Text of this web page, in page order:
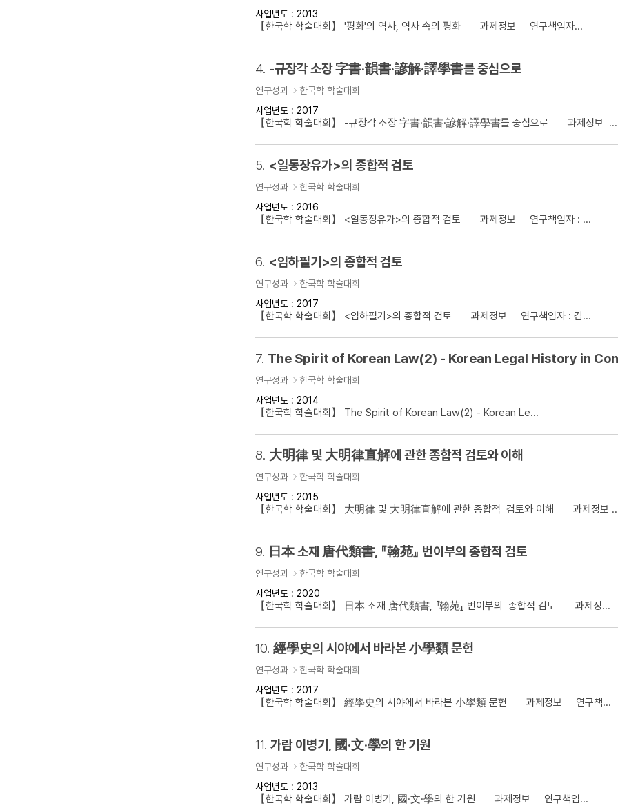
사업년도 : 2013
【한국학 학술대회】 '평화'의 역사, 역사 속의 평화 과제정보 연구책임자...
4. -규장각 소장 字書·韻書·諺解·譯學書를 중심으로
연구성과
한국학 학술대회
사업년도 : 2017
【한국학 학술대회】 -규장각 소장 字書·韻書·諺解·譯學書를 중심으로 과제정보 ...
5. <일동장유가>의 종합적 검토
연구성과
한국학 학술대회
사업년도 : 2016
【한국학 학술대회】 <일동장유가>의 종합적 검토 과제정보 연구책임자 : ...
6. <임하필기>의 종합적 검토
연구성과
한국학 학술대회
사업년도 : 2017
【한국학 학술대회】 <임하필기>의 종합적 검토 과제정보 연구책임자 : 김...
7. The Spirit of Korean Law(2) - Korean Legal History in
연구성과
한국학 학술대회
사업년도 : 2014
【한국학 학술대회】 The Spirit of Korean Law(2) - Korean Le...
8. 大明律 및 大明律直解에 관한 종합적 검토와 이해
연구성과
한국학 학술대회
사업년도 : 2015
【한국학 학술대회】 大明律 및 大明律直解에 관한 종합적 검토와 이해 과제정보
9. 日本 소재 唐代類書, 『翰苑』 번이부의 종합적 검토
연구성과
한국학 학술대회
사업년도 : 2020
【한국학 학술대회】 日本 소재 唐代類書, 『翰苑』 번이부의 종합적 검토 과제정...
10. 經學史의 시야에서 바라본 小學類 문헌
연구성과
한국학 학술대회
사업년도 : 2017
【한국학 학술대회】 經學史의 시야에서 바라본 小學類 문헌 과제정보 연구책...
11. 가람 이병기, 國·文·學의 한 기원
연구성과
한국학 학술대회
사업년도 : 2013
【한국학 학술대회】 가람 이병기, 國·文·學의 한 기원 과제정보 연구책임...